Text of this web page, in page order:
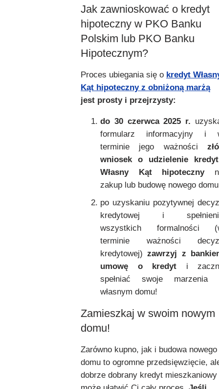
Jak zawnioskować o kredyt
hipoteczny w PKO Banku
Polskim lub PKO Banku
Hipotecznym?
Proces ubiegania się o kredyt
Kąt hipoteczny z obniżoną marżą
jest prosty i przejrzysty:
do 30 czerwca 2025 r.
formularz informacyjny i
terminie jego ważności
wniosek o udzielenie
Własny Kąt hipoteczny
zakup lub budowę nowego
po uzyskaniu pozytywnej
kredytowej i
wszystkich formalności
terminie ważności
kredytowej) zawrzyj z
umowę o kredyt i
spełniać swoje marzenia
własnym domu!
Zamieszkaj w swoim nowym
domu!
Zarówno kupno, jak i budowa nowego
domu to ogromne przedsięwzięcie,
dobrze dobrany kredyt mieszkaniowy